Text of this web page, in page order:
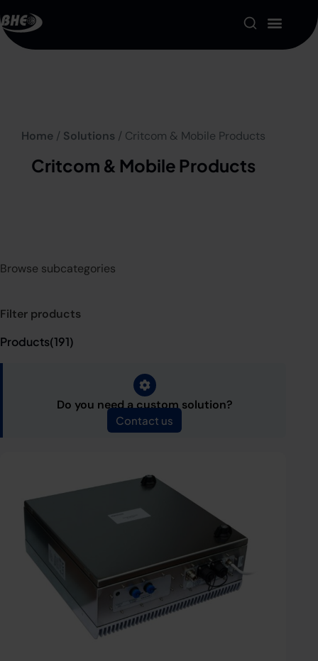
About us
Resources
Home/ Solutions / Critcom & Mobile Products
Critcom & Mobile Products
Browse subcategories
Filter products
Products(191)
Contact us
Do you need a custom solution?